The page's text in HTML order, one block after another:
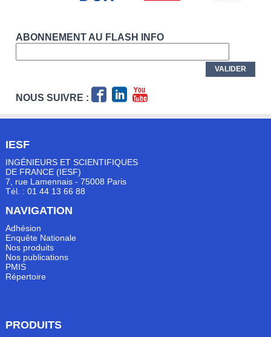
ABONNEMENT AU FLASH INFO
NOUS SUIVRE :
IESF
INGÉNIEURS ET SCIENTIFIQUES
DE FRANCE (IESF)
7, rue Lamennais - 75008 Paris
Tél. : 01 44 13 66 88
NAVIGATION
Adhésion
Enquête Nationale
Nos produits
Nos publications
PMIS
Répertoire
PRODUITS